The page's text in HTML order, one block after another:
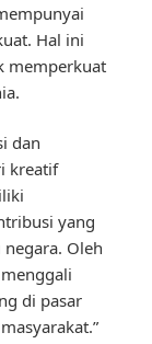
Hal ini
memperkuat
dan
kreatif
yang
Oleh
di pasar